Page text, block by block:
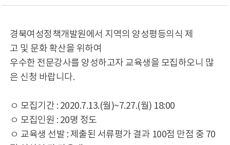
경북여성정책개발원에서 지역의 양성평등의식 제
고 및 문화 확산을 위하여
우수한 전문강사를 양성하고자 교육생을 모집하오니 많
은 신청 바랍니다.
ㅇ 모집기간 : 2020.7.13.(월)~7.27.(월) 18:00
ㅇ 모집인원 : 20명 정도
ㅇ 교육생 선발 : 제출된 서류평가 결과 100점 만점 중 70